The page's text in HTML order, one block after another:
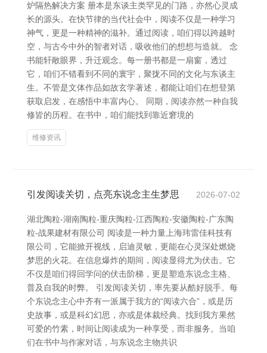
炉隔热解决方案 册本是东谈主类罕见的门路，亦然心灵成
长的源头。在快节律的当代社会中，阅读不仅是一种学习
神气，更是一种精神的滋补。通过阅读，咱们得以跨越时
空，与古今中外的智者对话，吸收他们的想想与造就。 念
书能轩敞眼界，升迁观念。每一册书都是一扇窗，透过
它，咱们不错看到不同的寰宇，聚拢不同的文化与东谈主
生。不管是文体作品如故玄学著述，都能让咱们在想登第
获取启发，在感悟中丰富内心。 同期，阅读亦然一种自我
修皆的历程。在书中，咱们能找到靠近窘境的
维修资讯
引发阅读关切，点亮东说念主生梦思 2026-07-02
湖北陶粒-湖南陶粒-重庆陶粒-江西陶粒-安徽陶粒-广东陶
粒-战果建材有限公司 阅读是一种力量上海玮雷佳科技有
限公司，它能掀开视线，启迪灵敏，更能在心灵深处燃烧
梦思的火花。在信息爆炸的期间，阅读显得尤为伏击。它
不仅是咱们得回学问的伏击阶梯，更是塑造东说念主格、
普及自我的时弊。 引发阅读关切，率先要从酷好脱手。每
个东说念主心中齐有一派属于我方的“阅读六合”，或是历
史故事，或是科幻幻思，亦或是体裁经典。找到我方果然
可爱的竹素，时间让阅读成为一种享受，而非服务。当咱
们在书中与作家对话，与东说念主物共识